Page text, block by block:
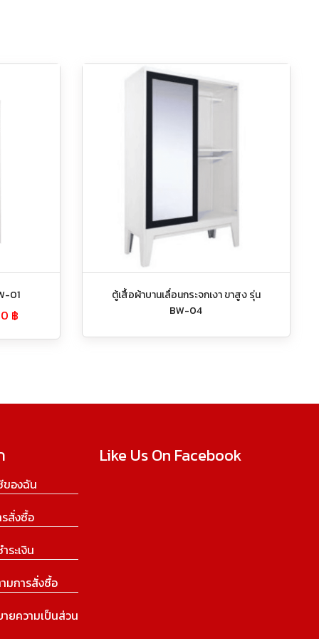
01
฿
ตู้เสื้อผ้าบานเลื่อนกระจกเงา ขาสูง รุ่น
BW-04
องฉัน
สั่งซื้อ
ระเงิน
มการสั่งซื้อ
ายความเป็นส่วน
Like Us On Facebook